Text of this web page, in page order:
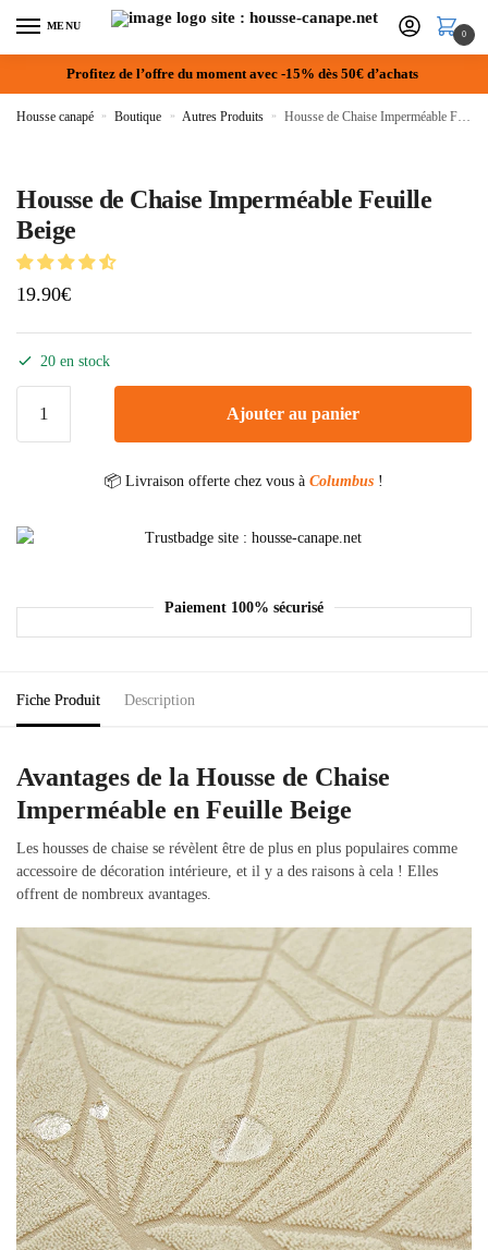
MENU
0
Profitez de l’offre du moment avec -15% dès 50€ d’achats
Housse canapé » Boutique » Autres Produits » Housse de Chaise Imperméable Feuille Beige
Housse de Chaise Imperméable Feuille
Beige
19.90€
20 en stock
Ajouter au panier
📦 Livraison offerte chez vous à Columbus !
Paiement 100% sécurisé
Fiche Produit Description
Avantages de la Housse de Chaise
Imperméable en Feuille Beige
Les housses de chaise se révèlent être de plus en plus populaires comme
accessoire de décoration intérieure, et il y a des raisons à cela ! Elles
offrent de nombreux avantages.